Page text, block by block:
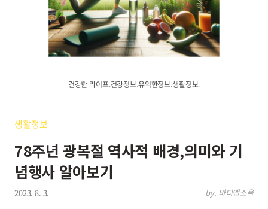
건강한 라이프.건강정보.유익한정보.생활정보.
생활정보
78주년 광복절 역사적 배경,의미와 기
념행사 알아보기
2023. 8. 3. by. 바디앤소울